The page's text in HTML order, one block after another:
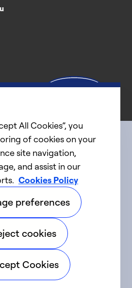
with us
twitter facebookyoutube
Tous droits réservés.
Avis sur la confidentialité
Parlez fort
All Cookies”, you
of cookies on your
site navigation,
and assist in our
Cookies Policy
preferences
cookies
Cookies